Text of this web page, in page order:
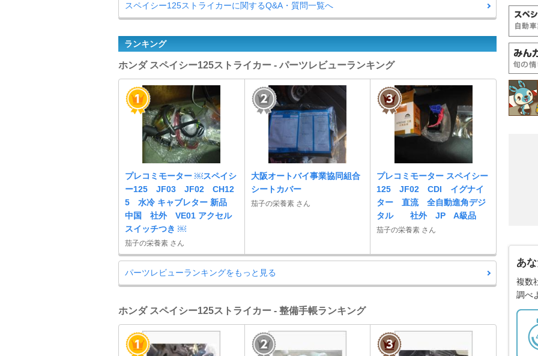
スペイシー125ストライカーに関するQ&A・質問一覧へ
ランキング
ホンダ スペイシー125ストライカー - パーツレビューランキング
プレコミモーター ￼スペイシ
ー125 JF03 JF02 CH12
5 水冷 キャブレター 新品
中国 社外 VE01 アクセル
スイッチつき ￼
茄子の栄養素 さん
大阪オートバイ事業協同組合
シートカバー
茄子の栄養素 さん
プレコミモーター スペイシー
125 JF02 CDI イグナイ
ター 直流 全自動進角デジ
タル 社外 JP A級品
茄子の栄養素 さん
パーツレビューランキングをもっと見る
ホンダ スペイシー125ストライカー - 整備手帳ランキング
あ
複数
調べ